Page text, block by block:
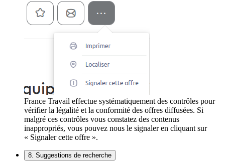
France Travail effectue systématiquement des contrôles pour
vérifier la légalité et la conformité des offres diffusées. Si
malgré ces contrôles vous constatez des contenus
inappropriés, vous pouvez nous le signaler en cliquant sur
« Signaler cette offre ».
8. Suggestions de recherche